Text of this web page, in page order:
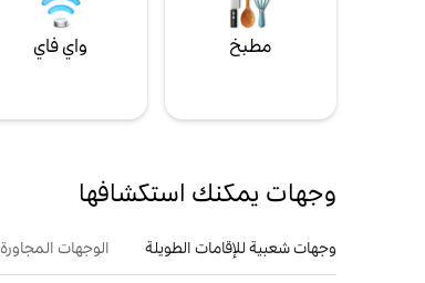
مطبخ واي فاي
وجهات يمكنك استكشافها
وجهات شعبية للإقامات الطويلة الوجهات المجاورة